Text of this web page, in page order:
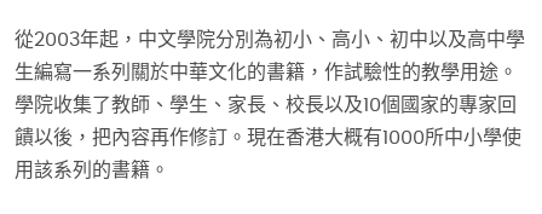
從2003年起，中文學院分別為初小、高小、初中以及高中學
生編寫一系列關於中華文化的書籍，作試驗性的教學用途。
學院收集了教師、學生、家長、校長以及10個國家的專家回
饋以後，把內容再作修訂。現在香港大概有1000所中小學使
用該系列的書籍。